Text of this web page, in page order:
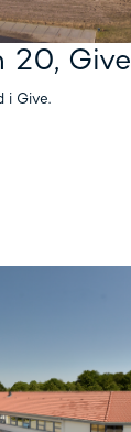
20, Give
i Give.